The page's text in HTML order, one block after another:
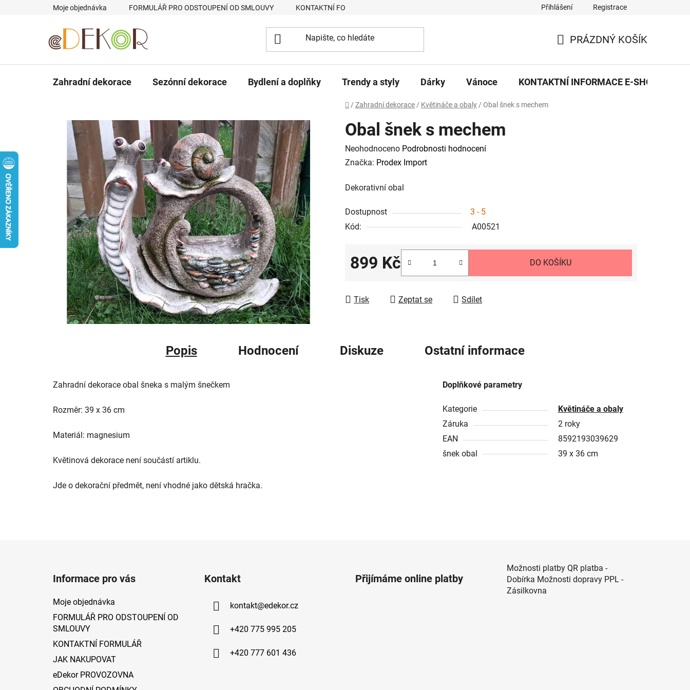
Moje objednávka FORMULÁŘ PRO ODSTOUPENÍ OD SMLOUVY KONTAKTNÍ FORMULÁŘ eDekor PROVOZOVNA OBCHODNÍ PODMÍNKY
Přihlášení Registrace
KOŠÍK
PRÁZDNÝ KOŠÍK
Zahradní dekorace Sezónní dekorace Bydlení a doplňky Trendy a styly Dárky Vánoce KONTAKTNÍ INFORMACE E-SHOPU
Domů
/ Zahradní dekorace / Květináče a obaly / Obal šnek s mechem
Obal šnek s mechem
Průměrné
hodnocení
je
z
5
Neohodnoceno Podrobnosti hodnocení
Značka: Prodex Import
Dekorativní obal
Dostupnost
3 - 5
Kód:
A00521
899 Kč DO KOŠÍKU
Tisk Zeptat se Sdílet
Popis Hodnocení Diskuze Ostatní informace
Zahradní dekorace obal šneka s malým šnečkem
Rozměr: 39 x 36 cm
Materiál: magnesium
Květinová dekorace není součástí artiklu.
Jde o dekorační předmět, není vhodné jako dětská hračka.
Doplňkové parametry
Kategorie
Květináče a obaly
Záruka
2 roky
EAN
8592193039629
šnek obal
39 x 36 cm
Informace pro vás
Moje objednávka
FORMULÁŘ PRO ODSTOUPENÍ OD
SMLOUVY
KONTAKTNÍ FORMULÁŘ
JAK NAKUPOVAT
eDekor PROVOZOVNA
Kontakt
kontakt@edekor.cz
+420 775 995 205
+420 777 601 436
Přijímáme online platby
Možnosti platby QR platba -
Dobírka Možnosti dopravy PPL -
Zásilkovna